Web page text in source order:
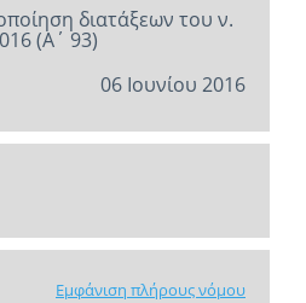
διατάξεων του ν.
(Α΄ 93)
06 Ιουνίου 2016
Εμφάνιση πλήρους νόμου